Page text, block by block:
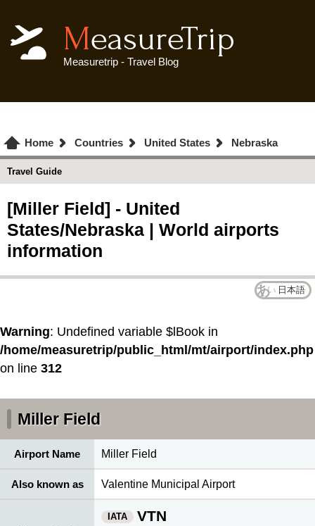
MeasureTrip
Measuretrip - Travel Blog
Home Countries United States Nebraska
Travel Guide
[Miller Field] - United
States/Nebraska | World airports
information
日本語
Warning: Undefined variable $lBook in
/home/measuretrip/public_html/mt/airport/index.php
on line 312
Miller Field
Airport Name Miller Field
Also known as Valentine Municipal Airport
IATA VTN